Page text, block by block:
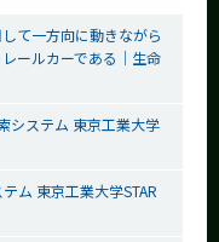
て一方向に動きながら
ールカーである│生命
システム 東京工業大学
ム 東京工業大学STAR